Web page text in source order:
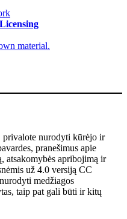
material.
nurodyti kūrėjo ir
pranešimus apie
atsakomybės apribojimą ir
už 4.0 versiją CC
medžiagos
taip pat gali būti ir kitų